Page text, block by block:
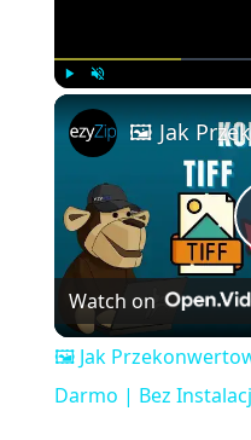
Watch on
🖼️ Jak
Darmo | Bez